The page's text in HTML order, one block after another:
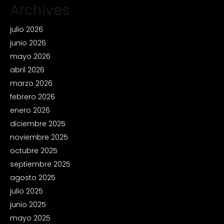
Archives
julio 2026
junio 2026
mayo 2026
abril 2026
marzo 2026
febrero 2026
enero 2026
diciembre 2025
noviembre 2025
octubre 2025
septiembre 2025
agosto 2025
julio 2025
junio 2025
mayo 2025